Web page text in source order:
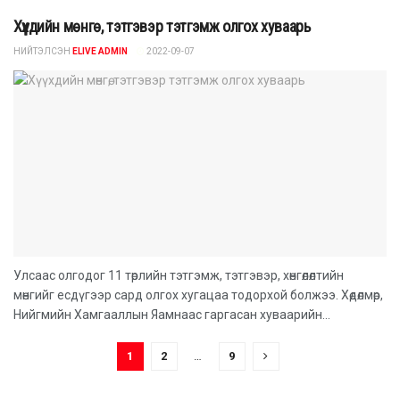
Хүүхдийн мөнгө, тэтгэвэр тэтгэмж олгох хуваарь
НИЙТЭЛСЭН ELIVE ADMIN 2022-09-07
Улсаас олгодог 11 төрлийн тэтгэмж, тэтгэвэр, хөнгөлөлтийн
мөнгийг есдүгээр сард олгох хугацаа тодорхой болжээ. Хөдөлмөр,
Нийгмийн Хамгааллын Яамнаас гаргасан хуваарийн...
1 2 … 9